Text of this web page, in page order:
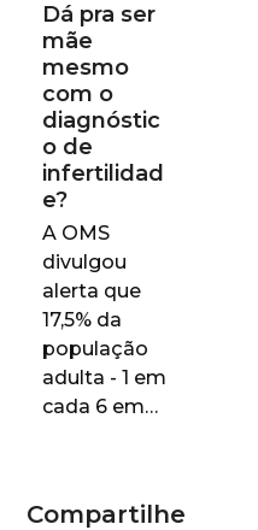
Dá pra ser
mãe
mesmo
com o
diagnóstic
o de
infertilidad
e?
A OMS
divulgou
alerta que
17,5% da
população
adulta - 1 em
cada 6 em…
Compartilhe